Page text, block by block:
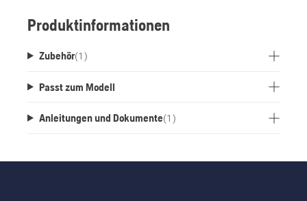
Astscheren, Handwerkzeuge, Gartenscheren usw.
Wasserschlauch, Elektrokabel usw. (225 mm
Handwerkzeuge wie Spaten, Harken, Besen usw.
(225 mm Länge).
Produktinformationen
Zubehör(1 )
Passt zum Modell
Anleitungen und Dokumente(1 )